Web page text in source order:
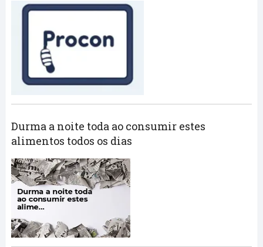
Durma a noite toda ao consumir estes
alimentos todos os dias